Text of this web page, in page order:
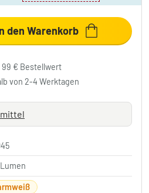
den Warenkorb
€ Bestellwert
von 2-4 Werktagen
Lumen